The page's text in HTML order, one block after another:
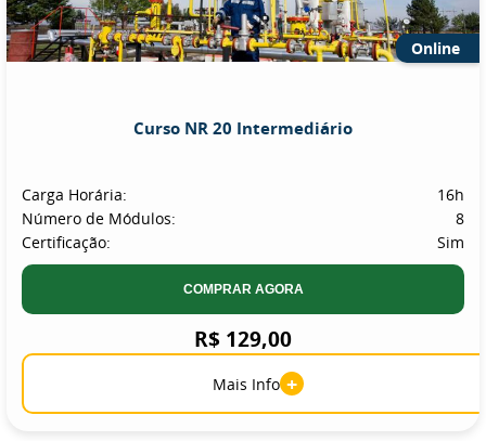
Online
Curso NR 20 Intermediário
Carga Horária:
16h
Número de Módulos:
8
Certificação:
Sim
COMPRAR AGORA
R$ 129,00
Mais Info +